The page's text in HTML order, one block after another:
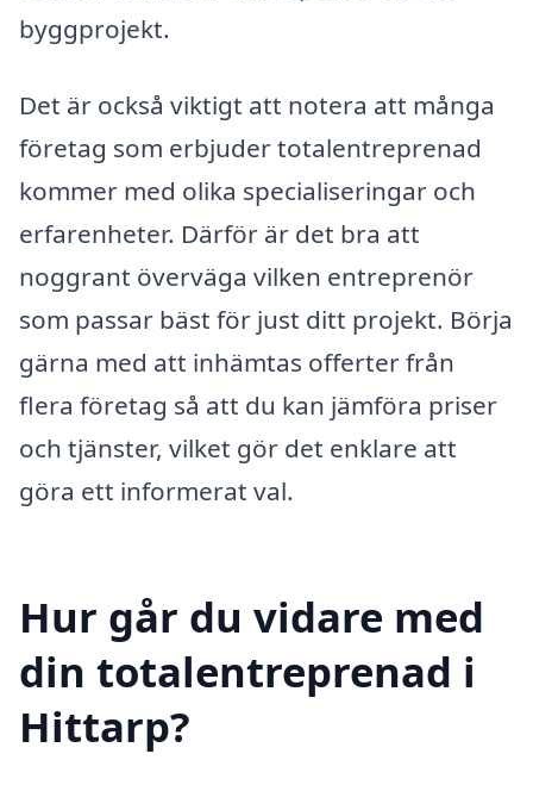
byggprojekt.
Det är också viktigt att notera att många
företag som erbjuder totalentreprenad
kommer med olika specialiseringar och
erfarenheter. Därför är det bra att
noggrant överväga vilken entreprenör
som passar bäst för just ditt projekt. Börja
gärna med att inhämtas offerter från
flera företag så att du kan jämföra priser
och tjänster, vilket gör det enklare att
göra ett informerat val.
Hur går du vidare med
din totalentreprenad i
Hittarp?